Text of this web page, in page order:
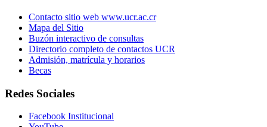
Contacto sitio web www.ucr.ac.cr
Mapa del Sitio
Buzón interactivo de consultas
Directorio completo de contactos UCR
Admisión, matrícula y horarios
Becas
Redes Sociales
Facebook Institucional